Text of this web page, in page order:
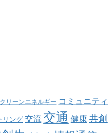
クリーンエネルギー コミュニティ
リング 交流 交通 健康 共創